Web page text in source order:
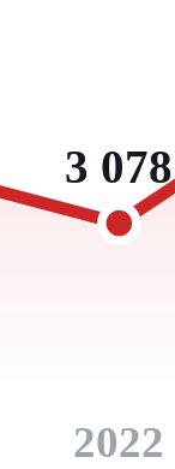
3 078
2022